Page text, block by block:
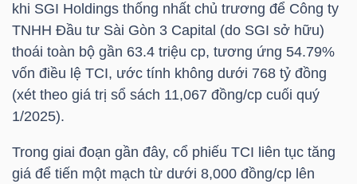
khi SGI Holdings thống nhất chủ trương để Công ty
TNHH Đầu tư Sài Gòn 3 Capital (do SGI sở hữu)
thoái toàn bộ gần 63.4 triệu cp, tương ứng 54.79%
vốn điều lệ TCI, ước tính không dưới 768 tỷ đồng
(xét theo giá trị sổ sách 11,067 đồng/cp cuối quý
1/2025).
Trong giai đoạn gần đây, cổ phiếu TCI liên tục tăng
giá để tiến một mạch từ dưới 8,000 đồng/cp lên
ĐÔNG
DƯƠNG
TÀI
CÁ
NHÂN